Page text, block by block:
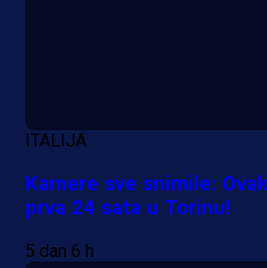
5 h 45 min
A Selekcija
Pogledajte
ITALIJA
Kamere sve snimile:
prva 24 sata u Torinu!
5 dan 6 h